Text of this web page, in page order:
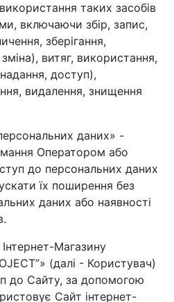
таких засобів
включаючи збір, запис,
зберігання,
витяг, використання,
доступ),
видалення, знищення
даних» -
Оператором або
до персональних даних
їх поширення без
даних або наявності
Магазину
(далі - Користувач)
до Сайту, за допомогою
Сайт інтернет-